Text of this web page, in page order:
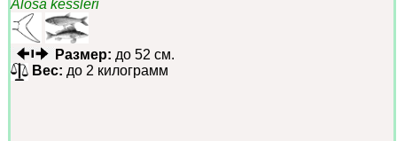
Alosa kessleri
Размер: до 52 см.
Вес: до 2 килограмм